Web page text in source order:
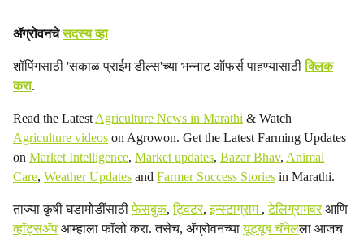
ॲग्रोवनचेसदस्य व्हा
शॉपिंगसाठी 'सकाळ प्राईम डील्स'च्या भन्नाट ऑफर्स पाहण्यासाठीक्लिक
करा.
Read the Latest Agriculture News in Marathi & Watch
Agriculture videos on Agrowon. Get the Latest Farming Updates
on Market Intelligence, Market updates, Bazar Bhav, Animal
Care, Weather Updates and Farmer Success Stories in Marathi.
ताज्या कृषी घडामोडींसाठीफेसबुक,ट्विटर,इन्स्टाग्राम ,टेलिग्रामवरआणि
व्हॉट्सॲप आम्हाला फॉलो करा. तसेच, ॲग्रोवनच्यायूट्यूब चॅनेलला आजच